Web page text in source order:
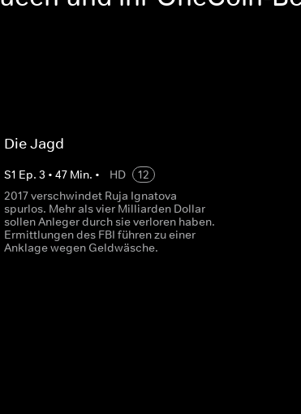
Die Jagd
S1 Ep. 3 • 47Min. • HD
12
2017 verschwindet Ruja Ignatova
spurlos. Mehr als vier Milliarden Dollar
sollen Anleger durch sie verloren haben.
Ermittlungen des FBI führen zu einer
Anklage wegen Geldwäsche.